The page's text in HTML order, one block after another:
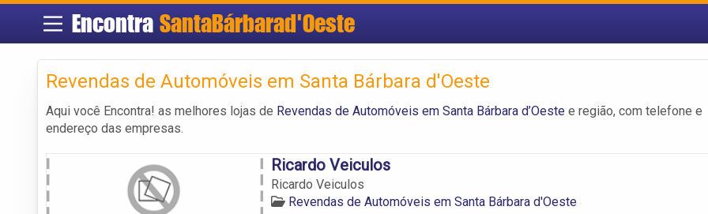
Encontra SantaBárbarad'Oeste
Revendas de Automóveis em Santa Bárbara d'Oeste
Aqui você Encontra! as melhores lojas de Revendas de Automóveis em Santa Bárbara d’Oeste e região, com telefone e
endereço das empresas.
Ricardo Veiculos
Ricardo Veiculos
Revendas de Automóveis em Santa Bárbara d'Oeste